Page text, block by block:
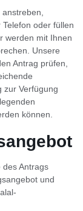
oder füllen
werden mit Ihnen
Unsere
Antrag prüfen,
zur Verfügung
können.
Antrags
und